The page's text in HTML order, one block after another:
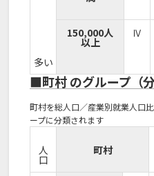
多い
150,000人
以上
Ⅳ
■町村 のグループ（
町村を総人口／産業別就業人口
ープに分類されます
人
口
町村